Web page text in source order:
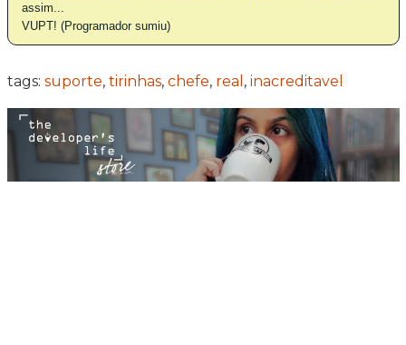
assim...
VUPT! (Programador sumiu)
tags: suporte, tirinhas, chefe, real , inacreditavel